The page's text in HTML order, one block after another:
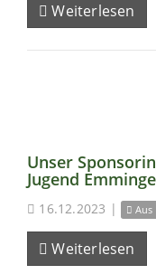
Weiterlesen
Unser
Jugend
16.12.2023 | Aus
Weiterlesen